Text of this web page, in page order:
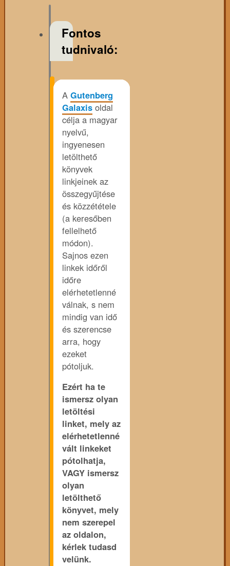
Fontos
tudnivaló:
A Gutenberg
Galaxis oldal
célja a magyar
nyelvű,
ingyenesen
letölthető
könyvek
linkjeinek az
összegyűjtése
és közzététele
(a keresőben
fellelhető
módon).
Sajnos ezen
linkek időről
időre
elérhetetlenné
válnak, s nem
mindig van idő
és szerencse
arra, hogy
ezeket
pótoljuk.
Ezért ha te
ismersz olyan
letöltési
linket, mely az
elérhetetlenné
vált linkeket
pótolhatja,
VAGY ismersz
olyan
letölthető
könyvet, mely
nem szerepel
az oldalon,
kérlek tudasd
velünk.